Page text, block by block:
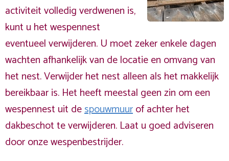
activiteit volledig verdwenen is,
kunt u het wespennest
eventueel verwijderen. U moet zeker enkele dagen
wachten afhankelijk van de locatie en omvang van
het nest. Verwijder het nest alleen als het makkelijk
bereikbaar is. Het heeft meestal geen zin om een
wespennest uit despouwmuurof achter het
dakbeschot te verwijderen. Laat u goed adviseren
door onze wespenbestrijder.